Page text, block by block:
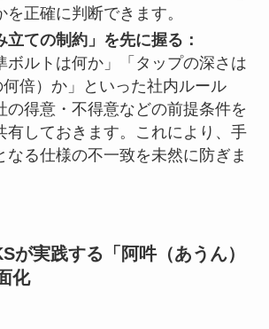
正確に判断できます。
立ての制約」を先に握る：
ボルトは何か」「タップの深さは
倍）か」といった社内ルール
の得意・不得意などの前提条件を
有しておきます。これにより、手
なる仕様の不一致を未然に防ぎま
が実践する「阿吽（あうん）
化